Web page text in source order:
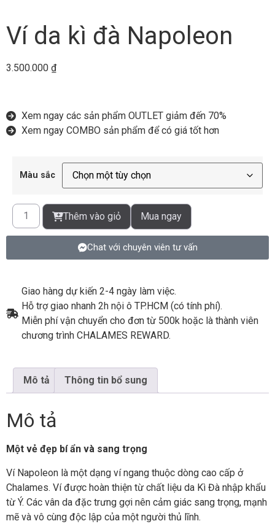
Ví da kì đà Napoleon
3.500.000 ₫
Xem ngay các sản phẩm OUTLET giảm đến 70%
Xem ngay COMBO sản phẩm để có giá tốt hơn
Màu sắc
Thêm vào giỏ Mua ngay
Chat với chuyên viên tư vấn
Giao hàng dự kiến 2-4 ngày làm việc.
Hỗ trợ giao nhanh 2h nội ô TP.HCM (có tính phí).
Miễn phí vận chuyển cho đơn từ 500k hoặc là thành viên
chương trình CHALAMES REWARD.
Mô tả Thông tin bổ sung
Mô tả
Một vẻ đẹp bí ẩn và sang trọng
Ví Napoleon là một dạng ví ngang thuộc dòng cao cấp ở
Chalames. Ví được hoàn thiện từ chất liệu da Kì Đà nhập khẩu
từ Ý. Các vân da đặc trưng gợi nên cảm giác sang trọng, mạnh
mẽ và vô cùng độc lập của một người thủ lĩnh.